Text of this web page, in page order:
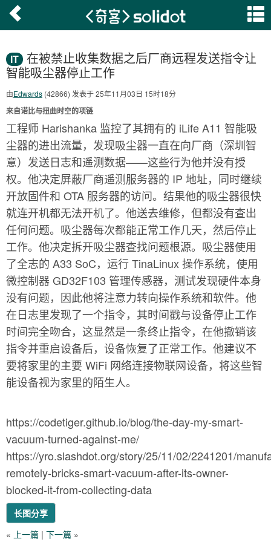
IT
在被禁止收集数据之后厂商远程发送指令让
智能吸尘器停止工作
由Edwards (42866) 发表于 25年11月03日 15时18分
来自诺比与扭曲时空的项链
工程师 Harishanka 监控了其拥有的 iLife A11 智能吸
尘器的进出流量，发现吸尘器一直在向厂商（深圳智
意）发送日志和遥测数据——这些行为他并没有授
权。他决定屏蔽厂商遥测服务器的 IP 地址，同时继续
开放固件和 OTA 服务器的访问。结果他的吸尘器很快
就连开机都无法开机了。他送去维修，但都没有查出
任何问题。吸尘器每次都能正常工作几天，然后停止
工作。他决定拆开吸尘器查找问题根源。吸尘器使用
了全志的 A33 SoC，运行 TinaLinux 操作系统，使用
微控制器 GD32F103 管理传感器，测试发现硬件本身
没有问题，因此他将注意力转向操作系统和软件。他
在日志里发现了一个指令，其时间戳与设备停止工作
时间完全吻合，这显然是一条终止指令，在他撤销该
指令并重启设备后，设备恢复了正常工作。他建议不
要将家里的主要 WiFi 网络连接物联网设备，将这些智
能设备视为家里的陌生人。
https://codetiger.github.io/blog/the-day-my-smart-
vacuum-turned-against-me/
https://yro.slashdot.org/story/25/11/02/2241201/
remotely-bricks-smart-vacuum-after-its-owner-
blocked-it-from-collecting-data
长图分享
« 上一篇 | 下一篇 »